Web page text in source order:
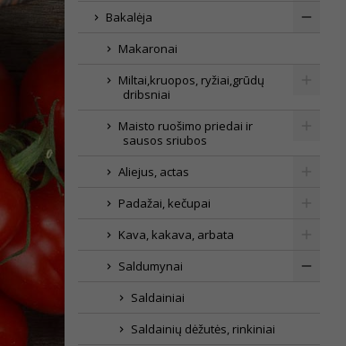
Bakalėja
Makaronai
Miltai,kruopos, ryžiai,grūdų
dribsniai
Maisto ruošimo priedai ir
sausos sriubos
Aliejus, actas
Padažai, kečupai
Kava, kakava, arbata
Saldumynai
Saldainiai
Saldainių dėžutės, rinkiniai